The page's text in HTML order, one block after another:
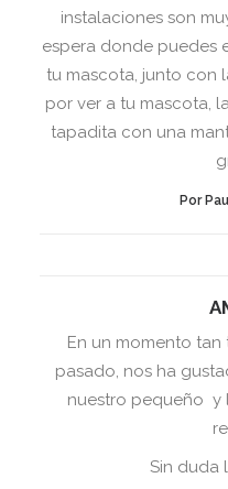
instalaciones son
espera donde puedes
tu mascota, junto con
por ver a tu mascota,
tapadita con una
Por
En un momento
pasado, nos ha
nuestro pequeño y
Sin duda